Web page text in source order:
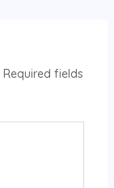
Required fields